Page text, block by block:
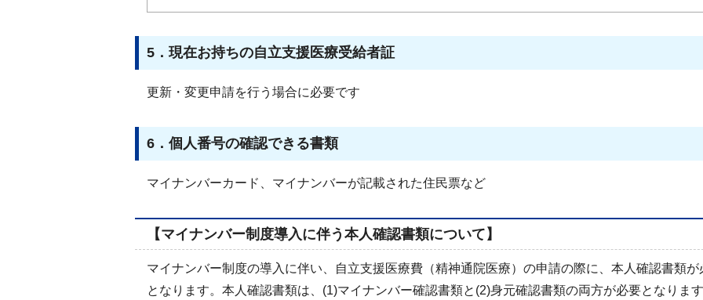
5．現在お持ちの自立支援医療受給者証
更新・変更申請を行う場合に必要です
6．個人番号の確認できる書類
マイナンバーカード、マイナンバーが記載された住民票など
【マイナンバー制度導入に伴う本人確認書類について】
マイナンバー制度の導入に伴い、自立支援医療費（精神通院医療）の申請の際に、本人確認書類が
となります。本人確認書類は、(1)マイナンバー確認書類と(2)身元確認書類の両方が必要となりま